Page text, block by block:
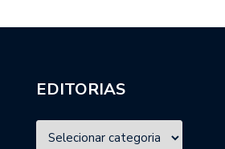
EDITORIAS